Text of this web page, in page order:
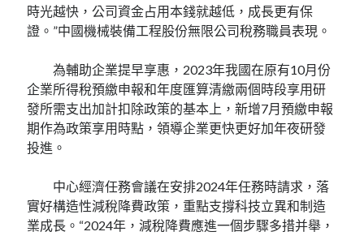
時光越快，公司資金占用本錢就越低，成長更有保
證。”中國機械裝備工程股份無限公司稅務職員表現。
為輔助企業提早享惠，2023年我國在原有10月份
企業所得稅預繳申報和年度匯算清繳兩個時段享用研
發所需支出加計扣除政策的基本上，新增7月預繳申報
期作為政策享用時點，領導企業更快更好加年夜研發
投進。
中心經濟任務會議在安排2024年任務時請求，落
實好構造性減稅降費政策，重點支撐科技立異和制造
業成長。“2024年，減稅降費應進一個步驟多措并舉，